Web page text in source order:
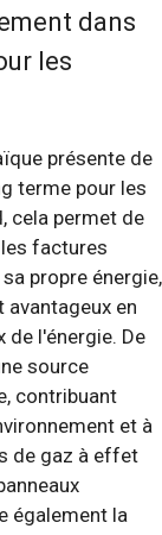
dans
les
présente de
terme pour les
cela permet de
factures
propre énergie,
en
de l'énergie. De
source
contribuant
et à
de gaz à effet
également la